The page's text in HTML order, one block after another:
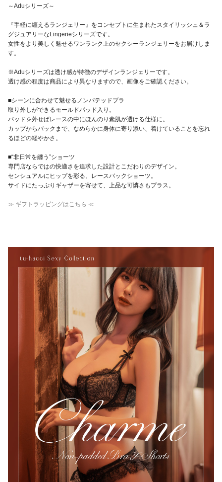
～Aduシリーズ～
『手軽に纏えるランジェリー』をコンセプトに生まれたスタイリッシュ＆ラ
グジュアリーなLingerieシリーズです。
女性をより美しく魅せるワンランク上のセクシーランジェリーをお届けしま
す。
※Aduシリーズは透け感が特徴のデザインランジェリーです。
透け感の程度は商品により異なりますので、画像をご確認ください。
■シーンに合わせて魅せるノンパテッドブラ
取り外しができるモールドパッド入り。
パッドを外せばレースの中にほんのり素肌が透ける仕様に。
カップからバックまで、なめらかに身体に寄り添い、着けていることを忘れ
るほどの軽やかさ。
■“非日常を纏う”ショーツ
専門店ならではの快適さを追求した設計とこだわりのデザイン。
センシュアルにヒップを彩る、レースバックショーツ。
サイドにたっぷりギャザーを寄せて、上品な可憐さもプラス。
≫ ギフトラッピングはこちら ≪